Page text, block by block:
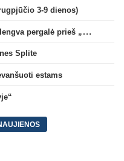
3-9 dienos)
Po dviejų M. Liužinaitės įvarčių – nelengva pergalė prieš „Bangą“
Splite
estams